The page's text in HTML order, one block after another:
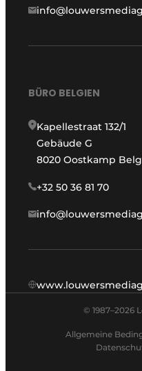
BÜRO BELGIEN
Kapellestraat 132/1
Gebäude G
8020 Oostkamp
+32 50 36 81 70
© 1987–2026
Allgemeine